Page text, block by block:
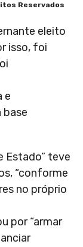
Reservados
eleito
isso, foi
e
base
Estado” teve
“conforme
no próprio
por “armar